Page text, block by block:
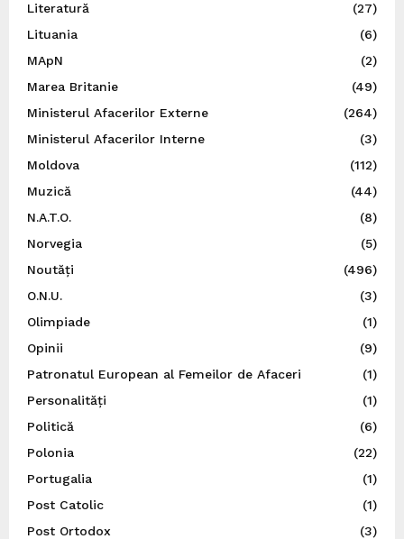
Literatură
(27)
Lituania
(6)
MApN
(2)
Marea Britanie
(49)
Ministerul Afacerilor Externe
(264)
Ministerul Afacerilor Interne
(3)
Moldova
(112)
Muzică
(44)
N.A.T.O.
(8)
Norvegia
(5)
Noutăți
(496)
O.N.U.
(3)
Olimpiade
(1)
Opinii
(9)
Patronatul European al Femeilor de Afaceri
(1)
Personalități
(1)
Politică
(6)
Polonia
(22)
Portugalia
(1)
Post Catolic
(1)
Post Ortodox
(3)